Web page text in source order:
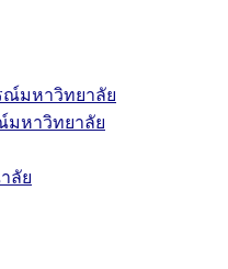
ณ์มหาวิทยาลัย
มหาวิทยาลัย
ลัย